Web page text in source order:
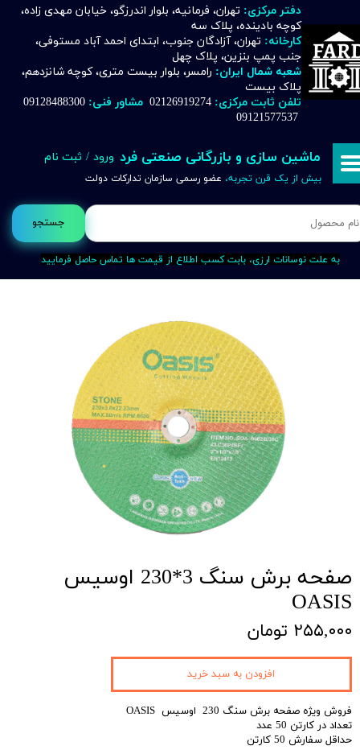
جستجو
دفتر مرکزی: تهران، فرمانیه، بلوار اندرزگو، خیابان مهدی زاده،
کوچه بادینده، پلاک سه
کارخانه: تهران، آزادگان جنوب، ابتدای احمد آباد مستوفی،
جنب پمپ بنزین، پلاک چهل
شعبه شمال ایران: رامسر، بلوار بیست متری، کوچه شانزدهم،
پلاک بیست
تلفن ثابت مرکزی: 02126919274 مشاور فنی:
09121577537
ماشین سازی و بازرگانی صنعتی فرد
بیش از یک قرن تجربه، عضو رسمی سازمان تدارکات دولت
ورود / ثبت نام
حساب کاربری من
تغییر گذر واژه
خروج از حساب کاربری
به علت نوسانات ارزی، بابت کسب اطلاع از قیمت ها تماس حاصل فرمایید
صفحه برش سنگ 3*230 اوسیس
OASIS
۲۵۵,۰۰۰ تومان
فروش ویژه صفحه برش سنگ 230 اوسیس OASIS
تعداد در کارتن 50 عدد
حداقل سفارش 50 کارتن
افزودن به سبد خرید